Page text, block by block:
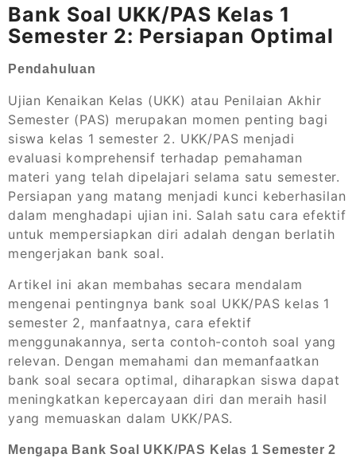
Bank Soal UKK/PAS Kelas 1
Semester 2: Persiapan Optimal
Pendahuluan
Ujian Kenaikan Kelas (UKK) atau Penilaian Akhir
Semester (PAS) merupakan momen penting bagi
siswa kelas 1 semester 2. UKK/PAS menjadi
evaluasi komprehensif terhadap pemahaman
materi yang telah dipelajari selama satu semester.
Persiapan yang matang menjadi kunci keberhasilan
dalam menghadapi ujian ini. Salah satu cara efektif
untuk mempersiapkan diri adalah dengan berlatih
mengerjakan bank soal.
Artikel ini akan membahas secara mendalam
mengenai pentingnya bank soal UKK/PAS kelas 1
semester 2, manfaatnya, cara efektif
menggunakannya, serta contoh-contoh soal yang
relevan. Dengan memahami dan memanfaatkan
bank soal secara optimal, diharapkan siswa dapat
meningkatkan kepercayaan diri dan meraih hasil
yang memuaskan dalam UKK/PAS.
Mengapa Bank Soal UKK/PAS Kelas 1 Semester 2